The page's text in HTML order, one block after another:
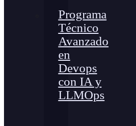
Programa
Técnico
Avanzado
en
Devops
con IA y
LLMOps